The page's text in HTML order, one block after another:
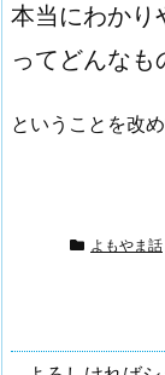
本当にわかり
ってどんなも
ということを改
よもやま話